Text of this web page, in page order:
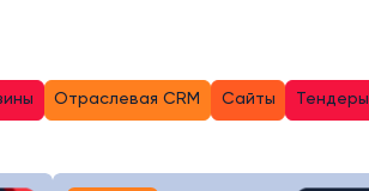
Отраслевая CRM Сайты Тендеры